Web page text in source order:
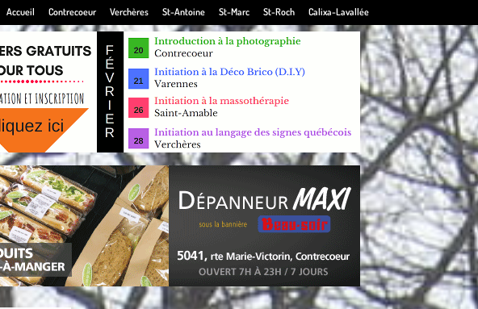
Accueil Contrecoeur Verchères St-Antoine St-Marc St-Roch Calixa-Lavallée